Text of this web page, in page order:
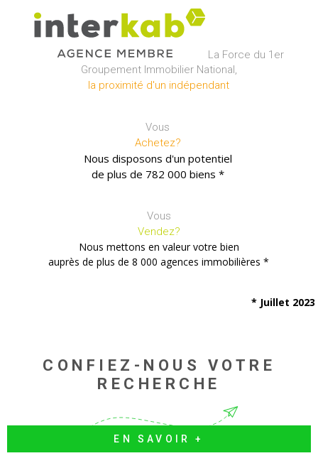
La Force du 1er
Groupement Immobilier National,
la proximité d'un indépendant
Vous
Achetez?
Nous disposons d'un potentiel
de plus de 782 000 biens *
Vous
Vendez?
Nous mettons en valeur votre bien
auprès de plus de8 000 agences immobilières *
* Juillet 2023
CONFIEZ-NOUS VOTRE
RECHERCHE
EN SAVOIR +